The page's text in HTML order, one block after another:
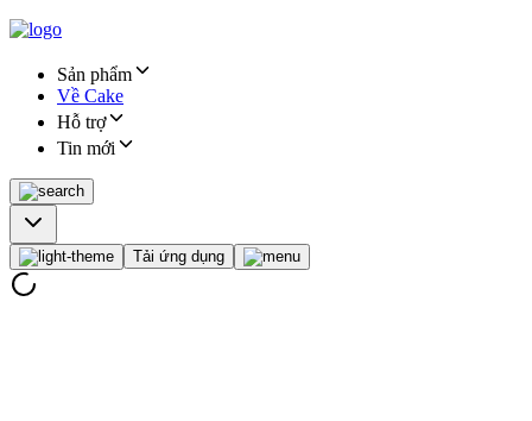
Sản phẩm
Về Cake
Hỗ trợ
Tin mới
Tải ứng dụng